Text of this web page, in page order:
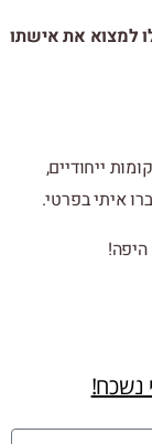
למצוא את אישתו
ייחודיים,
איתי בפרטי.
נשכח!